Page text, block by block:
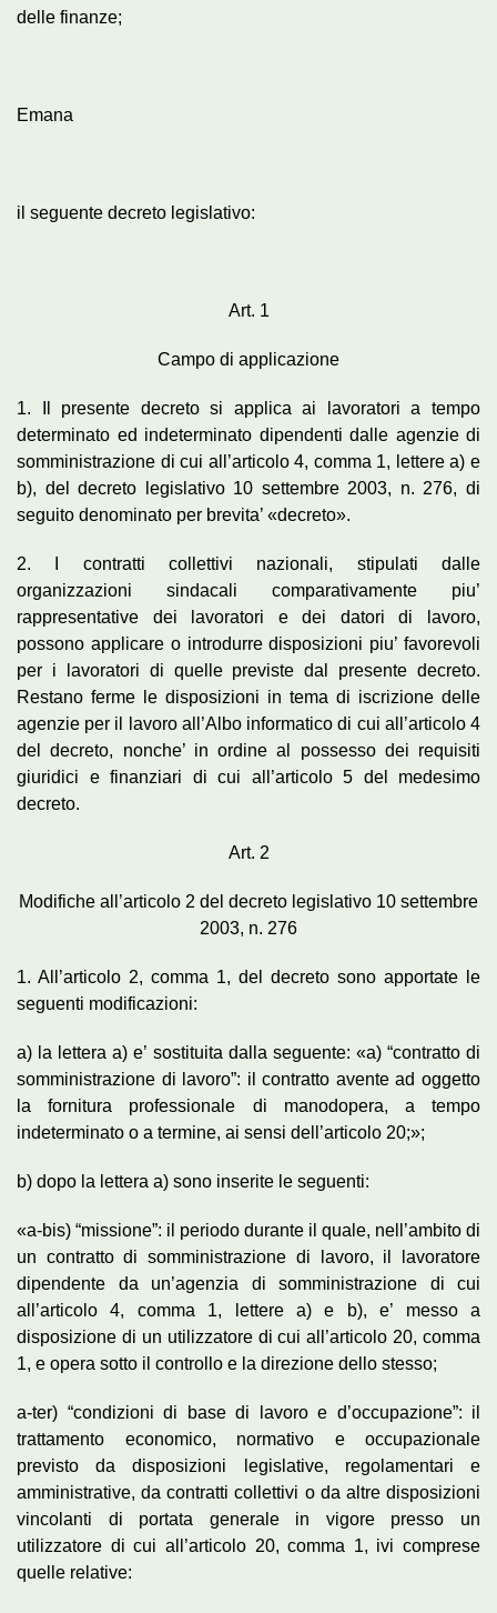
delle finanze;
Emana
il seguente decreto legislativo:
Art. 1
Campo di applicazione
1. Il presente decreto si applica ai lavoratori a tempo
determinato ed indeterminato dipendenti dalle agenzie di
somministrazione di cui all’articolo 4, comma 1, lettere a) e
b), del decreto legislativo 10 settembre 2003, n. 276, di
seguito denominato per brevita’ «decreto».
2. I contratti collettivi nazionali, stipulati dalle
organizzazioni sindacali comparativamente piu’
rappresentative dei lavoratori e dei datori di lavoro,
possono applicare o introdurre disposizioni piu’ favorevoli
per i lavoratori di quelle previste dal presente decreto.
Restano ferme le disposizioni in tema di iscrizione delle
agenzie per il lavoro all’Albo informatico di cui all’articolo 4
del decreto, nonche’ in ordine al possesso dei requisiti
giuridici e finanziari di cui all’articolo 5 del medesimo
decreto.
Art. 2
Modifiche all’articolo 2 del decreto legislativo 10 settembre
2003, n. 276
1. All’articolo 2, comma 1, del decreto sono apportate le
seguenti modificazioni:
a) la lettera a) e’ sostituita dalla seguente: «a) “contratto di
somministrazione di lavoro”: il contratto avente ad oggetto
la fornitura professionale di manodopera, a tempo
indeterminato o a termine, ai sensi dell’articolo 20;»;
b) dopo la lettera a) sono inserite le seguenti:
«a-bis) “missione”: il periodo durante il quale, nell’ambito di
un contratto di somministrazione di lavoro, il lavoratore
dipendente da un’agenzia di somministrazione di cui
all’articolo 4, comma 1, lettere a) e b), e’ messo a
disposizione di un utilizzatore di cui all’articolo 20, comma
1, e opera sotto il controllo e la direzione dello stesso;
a-ter) “condizioni di base di lavoro e d’occupazione”: il
trattamento economico, normativo e occupazionale
previsto da disposizioni legislative, regolamentari e
amministrative, da contratti collettivi o da altre disposizioni
vincolanti di portata generale in vigore presso un
utilizzatore di cui all’articolo 20, comma 1, ivi comprese
quelle relative: